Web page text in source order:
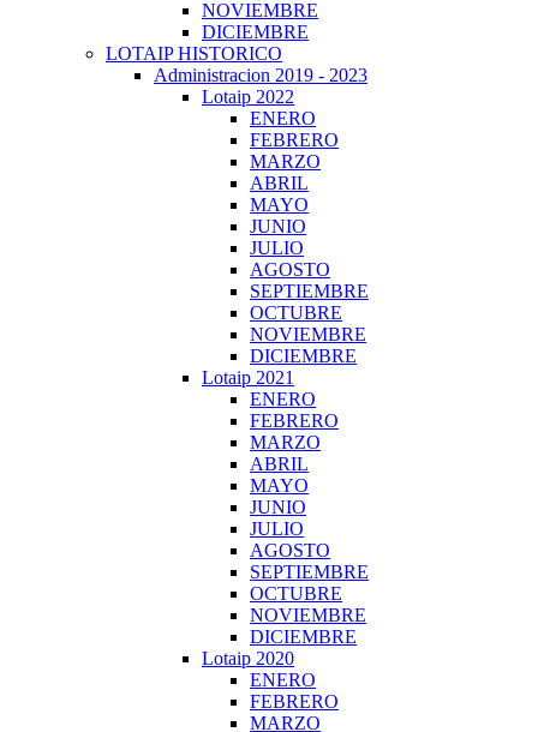
NOVIEMBRE
DICIEMBRE
LOTAIP HISTORICO
Administracion 2019 - 2023
Lotaip 2022
ENERO
FEBRERO
MARZO
ABRIL
MAYO
JUNIO
JULIO
AGOSTO
SEPTIEMBRE
OCTUBRE
NOVIEMBRE
DICIEMBRE
Lotaip 2021
ENERO
FEBRERO
MARZO
ABRIL
MAYO
JUNIO
JULIO
AGOSTO
SEPTIEMBRE
OCTUBRE
NOVIEMBRE
DICIEMBRE
Lotaip 2020
ENERO
FEBRERO
MARZO